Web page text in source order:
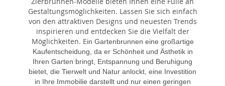
Gestaltungsmöglichkeiten. Lassen Sie sich einfach
von den attraktiven Designs und neuesten Trends
inspirieren und entdecken Sie die Vielfalt der
Möglichkeiten. Ein Gartenbrunnen eine großartige
Kaufentscheidung, da er Schönheit und Ästhetik in
Ihren Garten bringt, Entspannung und Beruhigung
bietet, die Tierwelt und Natur anlockt, eine Investition
in Ihre Immobilie darstellt und nur einen geringen